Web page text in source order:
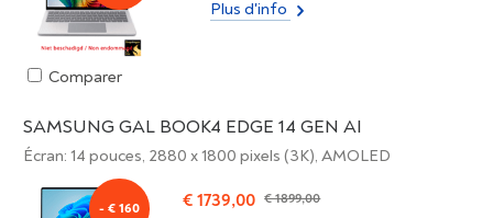
Plus d'info
Comparer
SAMSUNG GAL BOOK4 EDGE 14 GEN AI
Écran: 14 pouces, 2880 x 1800 pixels (3K), AMOLED
- € 160 € 1739,00 € 1899,00